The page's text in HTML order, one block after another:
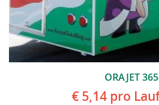
ORAJET
€ 5,14pro